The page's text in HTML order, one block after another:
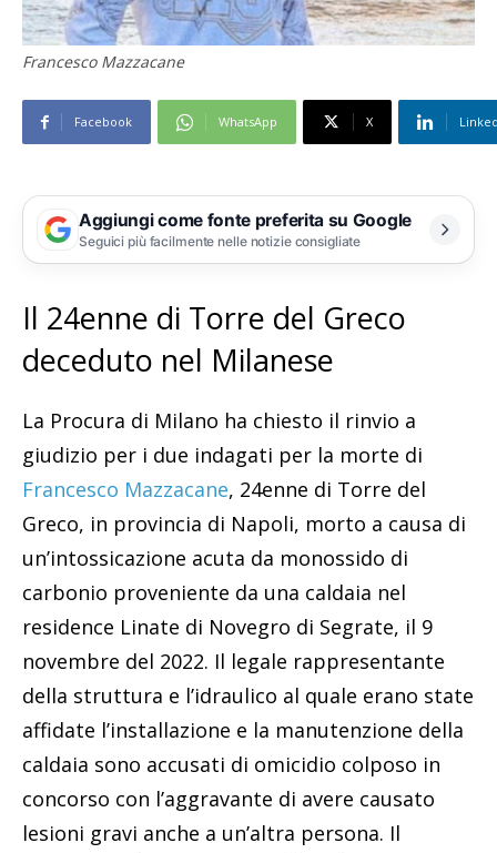
Francesco Mazzacane
Facebook WhatsApp X
Aggiungi come fonte preferita su Google
Seguici più facilmente nelle notizie consigliate
Il 24enne di Torre del Greco
deceduto nel Milanese
La Procura di Milano ha chiesto il rinvio a
giudizio per i due indagati per la morte di
Francesco Mazzacane, 24enne di Torre del
Greco, in provincia di Napoli, morto a causa di
un’intossicazione acuta da monossido di
carbonio proveniente da una caldaia nel
residence Linate di Novegro di Segrate, il 9
novembre del 2022. Il legale rappresentante
della struttura e l’idraulico al quale erano state
affidate l’installazione e la manutenzione della
caldaia sono accusati di omicidio colposo in
concorso con l’aggravante di avere causato
lesioni gravi anche a un’altra persona. Il